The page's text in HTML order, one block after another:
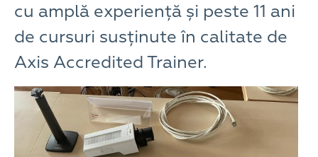
cu amplă experiență și peste 11 ani
de cursuri susținute în calitate de
Axis Accredited Trainer.